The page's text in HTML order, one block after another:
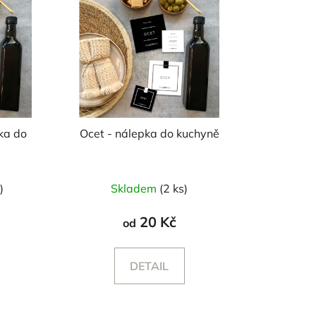
do Ocet - nálepka do kuchyně
Skladem (2 ks)
od 20 Kč
DETAIL